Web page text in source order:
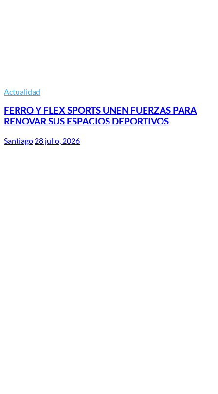
Actualidad
FERRO Y FLEX SPORTS UNEN FUERZAS PARA
RENOVAR SUS ESPACIOS DEPORTIVOS
Santiago 28 julio, 2026